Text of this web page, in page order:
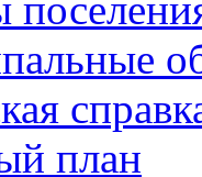
план